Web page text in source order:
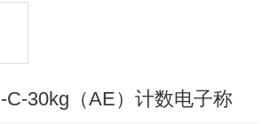
C-30kg（AE）计数电子称